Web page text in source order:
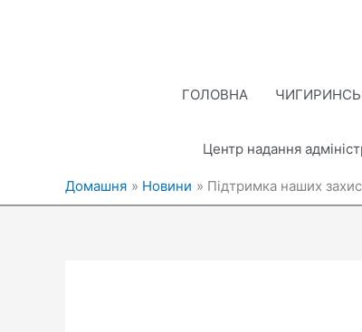
ГОЛОВНА
Центр надання
Домашня Новини Підтримка наших